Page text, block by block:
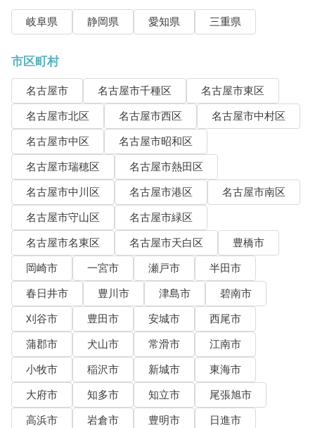
岐阜県 静岡県 愛知県 三重県
市区町村
名古屋市 名古屋市千種区
名古屋市東区
名古屋市北区
名古屋市西区
名古屋市中村区
名古屋市中区
名古屋市昭和区
名古屋市瑞穂区
名古屋市熱田区
名古屋市中川区
名古屋市港区
名古屋市南区
名古屋市守山区
名古屋市緑区
名古屋市名東区
名古屋市天白区
豊橋市
岡崎市
一宮市 瀬戸市
半田市
春日井市
豊川市 津島市
碧南市
刈谷市
豊田市 安城市
西尾市
蒲郡市
犬山市 常滑市
江南市
小牧市
稲沢市 新城市
東海市
大府市
知多市 知立市
尾張旭市
高浜市
岩倉市 豊明市
日進市